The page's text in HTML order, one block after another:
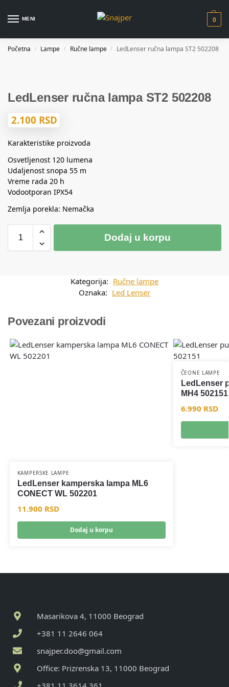
MENI 0
Početna / Lampe / Ručne lampe / LedLenser ručna lampa ST2 502208
LedLenser ručna lampa ST2 502208
2.100 RSD
Karakteristike proizvoda
Osvetljenost 120 lumena
Udaljenost snopa 55 m
Vreme rada 20 h
Vodootporan IPX54
Zemlja porekla: Nemačka
Dodaj u korpu
Kategorija: Ručne lampe
Oznaka: Led Lenser
Povezani proizvodi
KAMPERSKE LAMPE
LedLenser kamperska lampa ML6
CONECT WL 502201
11.900 RSD
Dodaj u korpu
ČEONE LAMPE
LedLenser
MH4 502151
6.990 RSD
Masarikova 4, 11000 Beograd
+381 11 2646 064
snajper.doo@gmail.com
Office: Prizrenska 13, 11000 Beograd